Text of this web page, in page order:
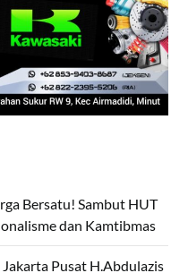
Bersatu! Sambut HUT
dan Kamtibmas
Pusat H.Abdulazis